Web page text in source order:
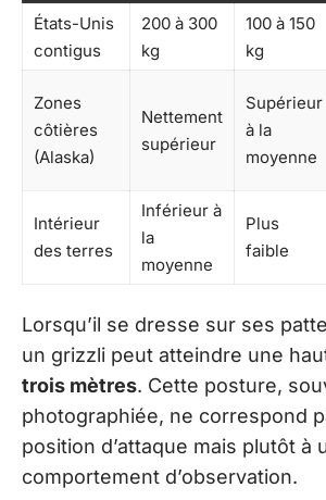
États-Unis
contigus
200 à 300
kg
100 à 150
kg
Zones
côtières
(Alaska)
Nettement
supérieur
Supérieur
à la
moyenne
Intérieur
des terres
Inférieur à
la
moyenne
Plus
faible
Lorsqu’il se dresse sur ses
un grizzli peut atteindre une
trois mètres. Cette posture,
photographiée, ne correspond
position d’attaque mais plutôt à
comportement d’observation.